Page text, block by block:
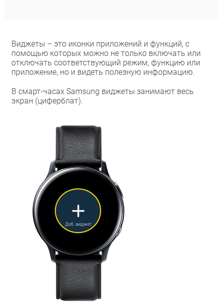
Виджеты – это иконки приложений и функций, с
помощью которых можно не только включать или
отключать соответствующий режим, функцию или
приложение, но и видеть полезную информацию.
В смарт-часах Samsung виджеты занимают весь
экран (циферблат).